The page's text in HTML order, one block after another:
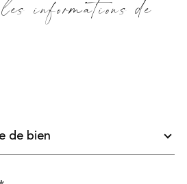
informations de
de bien